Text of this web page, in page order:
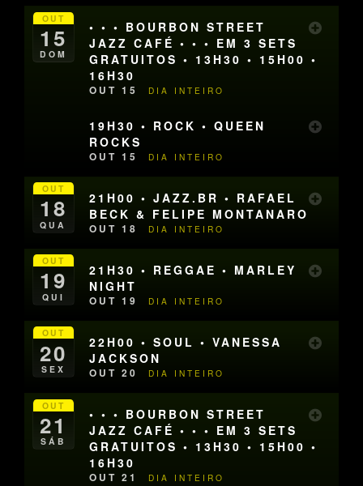
OUT
15
DOM
• • • BOURBON STREET
JAZZ CAFÉ • • • EM 3 SETS
GRATUITOS • 13H30 • 15H00 •
16H30
OUT 15 DIA INTEIRO
19H30 • ROCK • QUEEN
ROCKS
OUT 15 DIA INTEIRO
OUT
18
QUA
21H00 • JAZZ.BR • RAFAEL
BECK & FELIPE MONTANARO
OUT 18 DIA INTEIRO
OUT
19
QUI
21H30 • REGGAE • MARLEY
NIGHT
OUT 19 DIA INTEIRO
OUT
20
SEX
22H00 • SOUL • VANESSA
JACKSON
OUT 20 DIA INTEIRO
OUT
21
SÁB
• • • BOURBON STREET
JAZZ CAFÉ • • • EM 3 SETS
GRATUITOS • 13H30 • 15H00 •
16H30
OUT 21 DIA INTEIRO